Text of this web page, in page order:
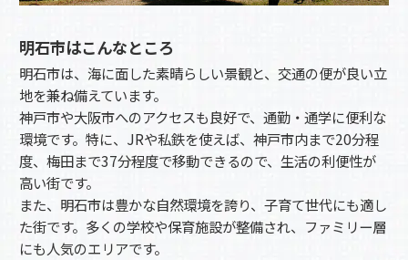
明石市はこんなところ
明石市は、海に面した素晴らしい景観と、交通の便が良い立
地を兼ね備えています。
神戸市や大阪市へのアクセスも良好で、通勤・通学に便利な
環境です。特に、JRや私鉄を使えば、神戸市内まで20分程
度、梅田まで37分程度で移動できるので、生活の利便性が
高い街です。
また、明石市は豊かな自然環境を誇り、子育て世代にも適し
た街です。多くの学校や保育施設が整備され、ファミリー層
にも人気のエリアです。